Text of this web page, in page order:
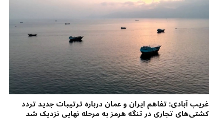
غریب آبادی: تفاهم ایران و عمان درباره ترتیبات جدید تردد
کشتی‌های تجاری در تنگه هرمز به مرحله نهایی نزدیک شد